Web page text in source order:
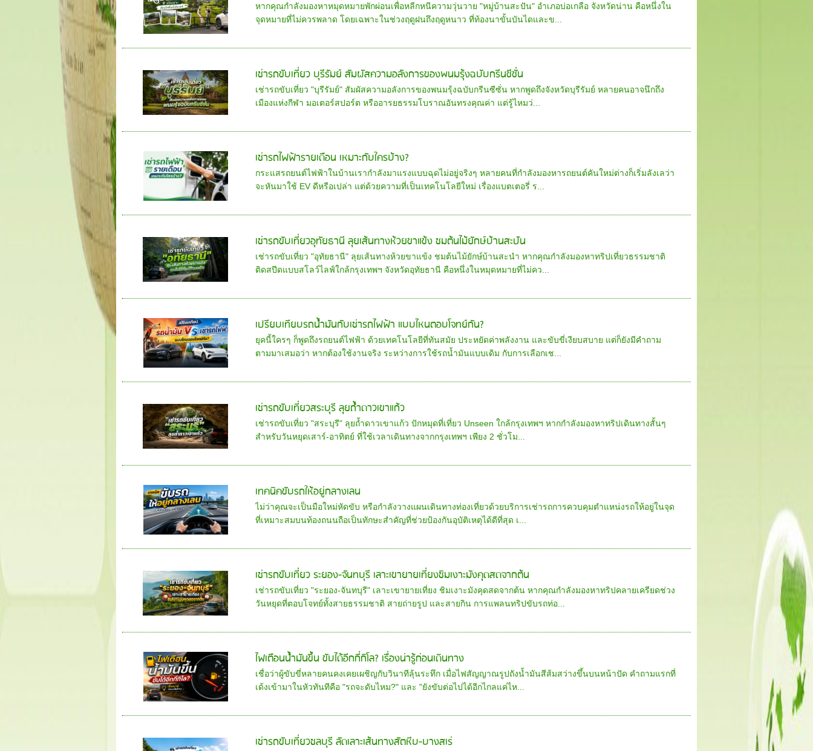
หากคุณกำลังมองหาหมุดหมายพักผ่อนเพื่อหลีกหนีความวุ่นวาย "หมู่บ้านสะปัน" อำเภอบ่อเกลือ จังหวัดน่าน คือหนึ่งใน
จุดหมายที่ไม่ควรพลาด โดยเฉพาะในช่วงฤดูฝนถึงฤดูหนาว ที่ท้องนาขั้นบันไดและข...
เช่ารถขับเที่ยว บุรีรัมย์ สัมผัสความอลังการของพนมรุ้งฉบับกรีนซีซั่น
เช่ารถขับเที่ยว "บุรีรัมย์" สัมผัสความอลังการของพนมรุ้งฉบับกรีนซีซั่น หากพูดถึงจังหวัดบุรีรัมย์ หลายคนอาจนึกถึง
เมืองแห่งกีฬา มอเตอร์สปอร์ต หรืออารยธรรมโบราณอันทรงคุณค่า แต่รู้ไหมว่...
เช่ารถไฟฟ้ารายเดือน เหมาะกับใครบ้าง?
กระแสรถยนต์ไฟฟ้าในบ้านเรากำลังมาแรงแบบฉุดไม่อยู่จริงๆ หลายคนที่กำลังมองหารถยนต์คันใหม่ต่างก็เริ่มลังเลว่า
จะหันมาใช้ EV ดีหรือเปล่า แต่ด้วยความที่เป็นเทคโนโลยีใหม่ เรื่องแบตเตอรี่ ร...
เช่ารถขับเที่ยวอุทัยธานี ลุยเส้นทางห้วยขาแข้ง ชมต้นไม้ยักษ์บ้านสะปัน
เช่ารถขับเที่ยว "อุทัยธานี" ลุยเส้นทางห้วยขาแข้ง ชมต้นไม้ยักษ์บ้านสะนำ หากคุณกำลังมองหาทริปเที่ยวธรรมชาติ
ติดสปีดแบบสโลว์ไลฟ์ใกล้กรุงเทพฯ จังหวัดอุทัยธานี คือหนึ่งในหมุดหมายที่ไม่คว...
เปรียบเทียบรถน้ำมันกับเช่ารถไฟฟ้า แบบไหนตอบโจทย์กัน?
ยุคนี้ใครๆ ก็พูดถึงรถยนต์ไฟฟ้า ด้วยเทคโนโลยีที่ทันสมัย ประหยัดค่าพลังงาน และขับขี่เงียบสบาย แต่ก็ยังมีคำถาม
ตามมาเสมอว่า หากต้องใช้งานจริง ระหว่างการใช้รถน้ำมันแบบเดิม กับการเลือกเช...
เช่ารถขับเที่ยวสระบุรี ลุยถ้ำดาวเขาแก้ว
เช่ารถขับเที่ยว "สระบุรี" ลุยถ้ำดาวเขาแก้ว ปักหมุดที่เที่ยว Unseen ใกล้กรุงเทพฯ หากกำลังมองหาทริปเดินทางสั้นๆ
สำหรับวันหยุดเสาร์-อาทิตย์ ที่ใช้เวลาเดินทางจากกรุงเทพฯ เพียง 2 ชั่วโม...
เทคนิคขับรถให้อยู่กลางเลน
ไม่ว่าคุณจะเป็นมือใหม่หัดขับ หรือกำลังวางแผนเดินทางท่องเที่ยวด้วยบริการเช่ารถการควบคุมตำแหน่งรถให้อยู่ในจุด
ที่เหมาะสมบนท้องถนนถือเป็นทักษะสำคัญที่ช่วยป้องกันอุบัติเหตุได้ดีที่สุด เ...
เช่ารถขับเที่ยว ระยอง-จันทบุรี เลาะเขายายเที่ยงชิมเงาะมังคุดสดจากต้น
เช่ารถขับเที่ยว "ระยอง-จันทบุรี" เลาะเขายายเที่ยง ชิมเงาะมังคุดสดจากต้น หากคุณกำลังมองหาทริปคลายเครียดช่วง
วันหยุดที่ตอบโจทย์ทั้งสายธรรมชาติ สายถ่ายรูป และสายกิน การแพลนทริปขับรถท่อ...
ไฟเตือนน้ำมันขึ้น ขับได้อีกกี่กิโล? เรื่องน่ารู้ก่อนเดินทาง
เชื่อว่าผู้ขับขี่หลายคนคงเคยเผชิญกับวินาทีลุ้นระทึก เมื่อไฟสัญญาณรูปถังน้ำมันสีส้มสว่างขึ้นบนหน้าปัด คำถามแรกที่
เด้งเข้ามาในหัวทันทีคือ "รถจะดับไหม?" และ "ยังขับต่อไปได้อีกไกลแค่ไห...
เช่ารถขับเที่ยวชลบุรี ลัดเลาะเส้นทางสัตหีบ-บางสเร่